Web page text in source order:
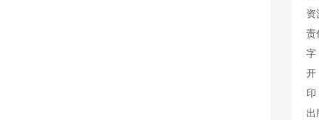
资
责
出